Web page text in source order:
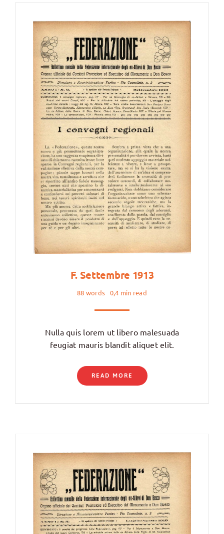
F. Settembre 1913
88 words 0,4 min read
Nulla quis lorem ut libero malesuada
feugiat mauris blandit aliquet elit.
READ MORE